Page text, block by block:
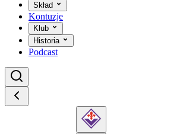
Skład
Kontuzje
Klub
Historia
Podcast